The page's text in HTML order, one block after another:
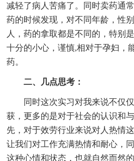
减轻了病人苦痛了。同时卖药通
药的时候发现，对不同年龄，性
人，药的拿取都是不同的，特别
十分的小心，谨慎,相对于孕妇，
药。
二、几点思考：
同时这次实习对我来说不仅仅
获，更多的是对于社会的认识和
先，对于效劳行业来说对人热情
让我们对工作充满热情和耐心，
这种心情和状态，也就自然而然